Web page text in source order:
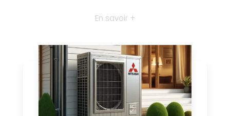
En savoir +